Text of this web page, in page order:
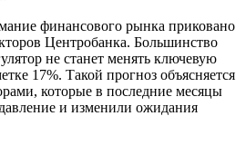
финансового рынка приковано
Центробанка. Большинство
не станет менять ключевую
17%. Такой прогноз объясняется
которые в последние месяцы
и изменили ожидания